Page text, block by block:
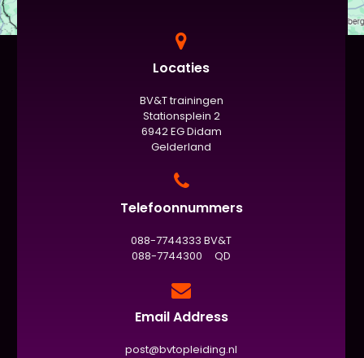
Locaties
BV&T trainingen
Stationsplein 2
6942 EG Didam
Gelderland
Telefoonnummers
088-7744333 BV&T
088-7744300 QD
Email Address
post@bvtopleiding.nl